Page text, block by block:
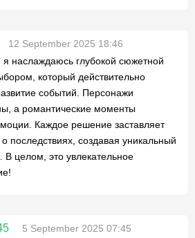
12 September 2025 18:46
я наслаждаюсь глубокой сюжетной
который действительно
событий. Персонажи
а романтические моменты
Каждое решение заставляет
последствиях, создавая уникальный
В целом, это увлекательное
5 September 2025 07:45